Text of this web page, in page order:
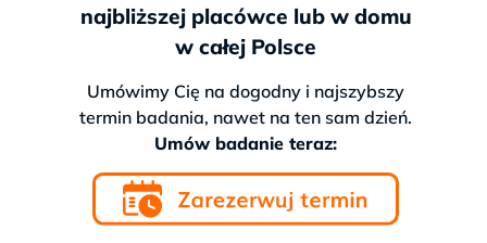
najbliższej placówce lub w domu
w całej Polsce
Umówimy Cię na dogodny i najszybszy
termin badania, nawet na ten sam dzień.
Umów badanie teraz: